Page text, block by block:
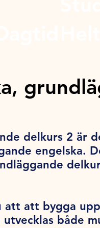
delkurs 2 är
engelska.
att att bygga
utvecklas både